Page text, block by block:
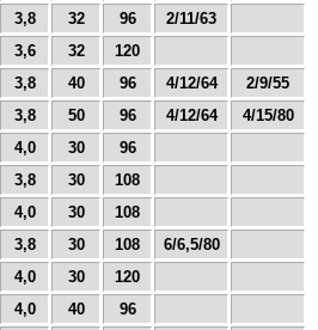
3,8 32 96
2/11/63
3,6 32
120
3,8 40 96 4/12/64
2/9/55
3,8 50 96 4/12/64
4/15/80
4,0 30
96
3,8 30
108
4,0 30
108
3,8 30 108
6/6,5/80
4,0 30
120
4,0 40
96